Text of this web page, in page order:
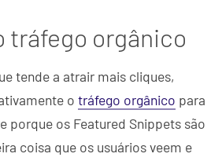
tráfego orgânico
tende a atrair mais cliques,
o tráfego orgânico para
porque os Featured Snippets são
coisa que os usuários veem e